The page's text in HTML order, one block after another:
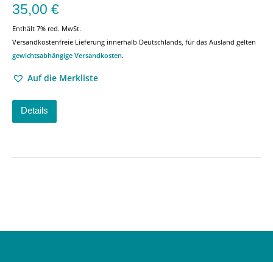
35,00 €
Enthält 7% red. MwSt.
Versandkostenfreie Lieferung innerhalb Deutschlands, für das Ausland gelten
gewichtsabhängige Versandkosten.
Auf die Merkliste
Details